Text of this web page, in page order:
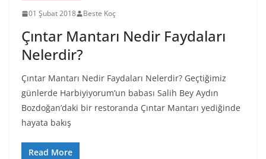
01 Şubat 2018 Beste Koç
Çıntar Mantarı Nedir Faydaları
Nelerdir?
Çıntar Mantarı Nedir Faydaları Nelerdir? Geçtiğimiz
günlerde Harbiyiyorum’un babası Salih Bey Aydın
Bozdoğan’daki bir restoranda Çıntar Mantarı yediğinde
hayata bakış
Read More